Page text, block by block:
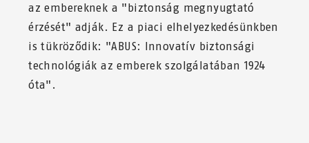
az embereknek a "biztonság megnyugtató
érzését" adják. Ez a piaci elhelyezkedésünkben
is tükröződik: "ABUS: Innovatív biztonsági
technológiák az emberek szolgálatában 1924
óta".